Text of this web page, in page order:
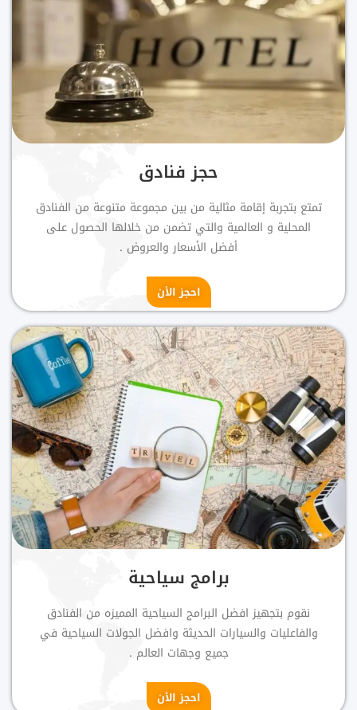
حجز فنادق
تمتع بتجربة إقامة مثالية من بين مجموعة متنوعة من الفنادق
المحلية و العالمية والتي تضمن من خلالها الحصول على
أفضل الأسعار والعروض .
احجز الأن
برامج سياحية
نقوم بتجهيز افضل البرامج السياحية المميزه من الفنادق
والفاعليات والسيارات الحديثة وافضل الجولات السياحية في
جميع وجهات العالم .
احجز الأن